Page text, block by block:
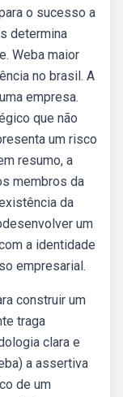
o sucesso a
determina
Weba maior
no brasil. A
empresa.
que não
um risco
resumo, a
membros da
da
um
a identidade
empresarial.
construir um
traga
clara e
a assertiva
de um